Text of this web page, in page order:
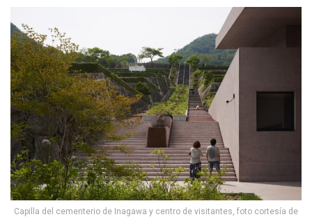
Capilla del cementerio de Inagawa y centro de visitantes, foto cortesía de